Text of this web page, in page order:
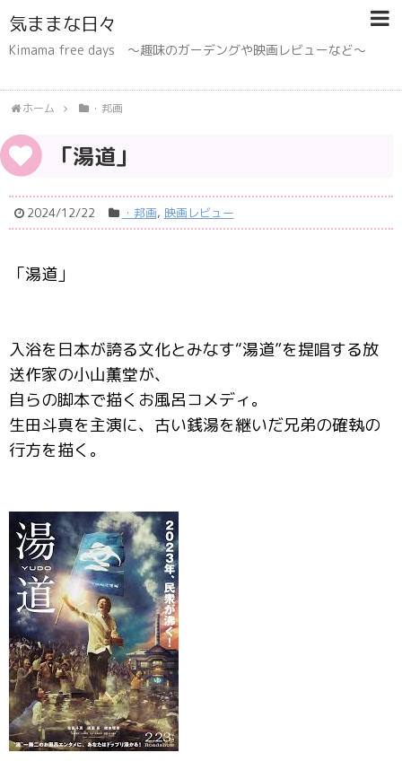
気ままな日々
Kimama free days 〜趣味のガーデングや映画レビューなど〜
ホーム ・邦画
「湯道」
2024/12/22 ・邦画, 映画レビュー
「湯道」
入浴を日本が誇る文化とみなす“湯道”を提唱する放
送作家の小山薫堂が、
自らの脚本で描くお風呂コメディ。
生田斗真を主演に、古い銭湯を継いだ兄弟の確執の
行方を描く。